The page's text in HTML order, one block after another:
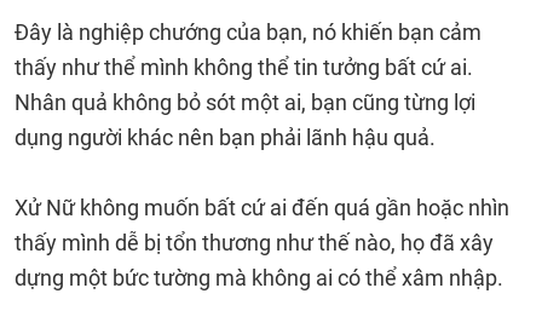
Đây là nghiệp chướng của bạn, nó khiến bạn cảm
thấy như thể mình không thể tin tưởng bất cứ ai.
Nhân quả không bỏ sót một ai, bạn cũng từng lợi
dụng người khác nên bạn phải lãnh hậu quả.
Xử Nữ không muốn bất cứ ai đến quá gần hoặc nhìn
thấy mình dễ bị tổn thương như thế nào, họ đã xây
dựng một bức tường mà không ai có thể xâm nhập.